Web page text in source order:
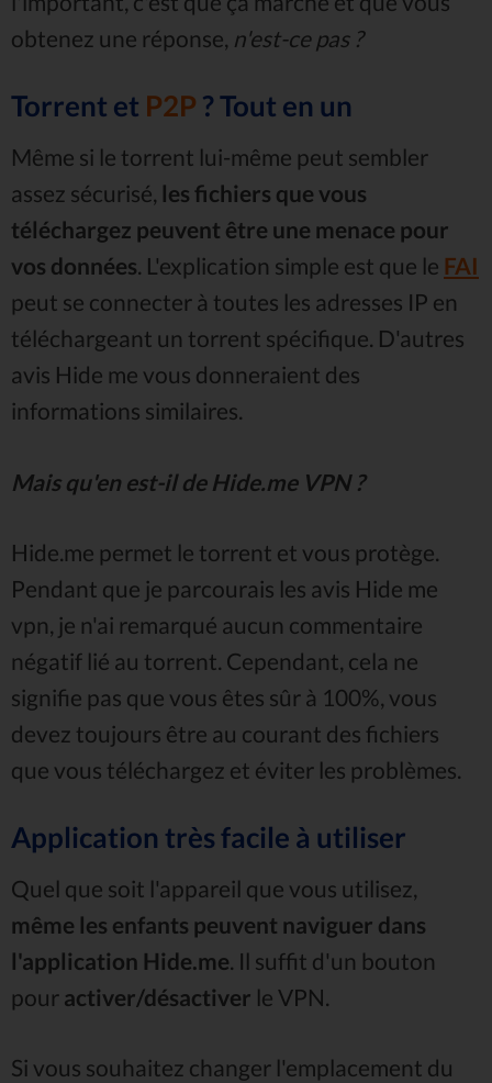
obtenez une réponse, n'est-ce pas ?
Torrent et P2P ? Tout en un
Même si le torrent lui-même peut sembler
assez sécurisé, les fichiers que vous
téléchargez peuvent être une menace pour
vos données. L'explication simple est que le FAI
peut se connecter à toutes les adresses IP en
téléchargeant un torrent spécifique. D'autres
avis Hide me vous donneraient des
informations similaires.
Mais qu'en est-il de Hide.me VPN ?
Hide.me permet le torrent et vous protège.
Pendant que je parcourais les avis Hide me
vpn, je n'ai remarqué aucun commentaire
négatif lié au torrent. Cependant, cela ne
signifie pas que vous êtes sûr à 100%, vous
devez toujours être au courant des fichiers
que vous téléchargez et éviter les problèmes.
Application très facile à utiliser
Quel que soit l'appareil que vous utilisez,
même les enfants peuvent naviguer dans
l'application Hide.me . Il suffit d'un bouton
pour activer/désactiver le VPN.
Si vous souhaitez changer l'emplacement du